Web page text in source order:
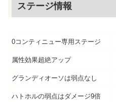
ステージ情報
0コンティニュー専用ステージ
属性効果超絶アップ
グランディオーソは弱点なし
ハトホルの弱点はダメージ9倍